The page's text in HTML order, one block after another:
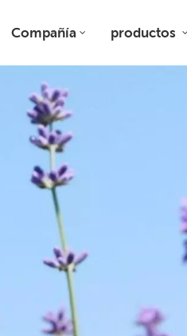
Compañía productos